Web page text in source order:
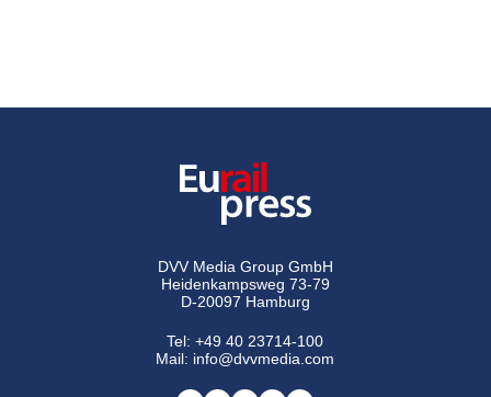
DVV Media Group GmbH
Heidenkampsweg 73-79
D-20097 Hamburg
Tel:+49 40 23714-100
Mail: info@dvvmedia.com